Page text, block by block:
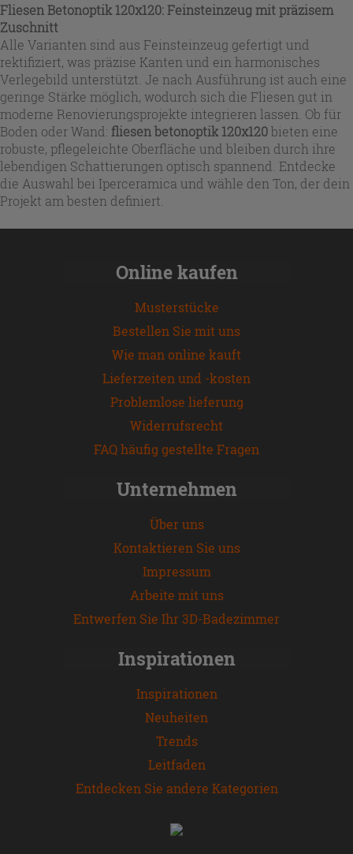
Fliesen Betonoptik 120x120: Feinsteinzeug mit präzisem
Zuschnitt
Alle Varianten sind aus Feinsteinzeug gefertigt und
rektifiziert, was präzise Kanten und ein harmonisches
Verlegebild unterstützt. Je nach Ausführung ist auch eine
geringe Stärke möglich, wodurch sich die Fliesen gut in
moderne Renovierungsprojekte integrieren lassen. Ob für
Boden oder Wand: fliesen betonoptik 120x120bieten eine
robuste, pflegeleichte Oberfläche und bleiben durch ihre
lebendigen Schattierungen optisch spannend. Entdecke
die Auswahl bei Iperceramica und wähle den Ton, der dein
Projekt am besten definiert.
Online kaufen
Musterstücke
Bestellen Sie mit uns
Wie man online kauft
Lieferzeiten und -kosten
Problemlose lieferung
Widerrufsrecht
FAQ häufig gestellte Fragen
Unternehmen
Über uns
Kontaktieren Sie uns
Impressum
Arbeite mit uns
Entwerfen Sie Ihr 3D-Badezimmer
Inspirationen
Inspirationen
Neuheiten
Trends
Leitfaden
Entdecken Sie andere Kategorien